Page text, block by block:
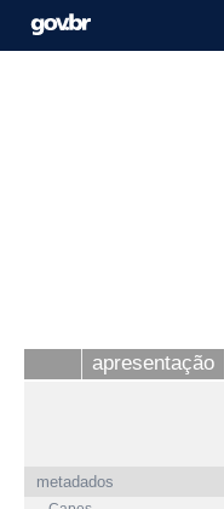
apresentação
metadados